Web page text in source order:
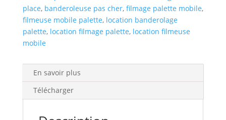
place, banderoleuse pas cher, filmage palette mobile,
filmeuse mobile palette, location banderolage
palette, location filmage palette, location filmeuse
mobile
En savoir plus
Télécharger